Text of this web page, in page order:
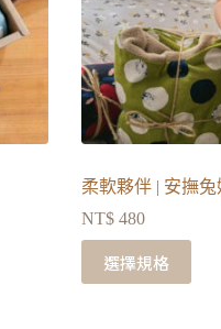
柔軟夥伴 | 安撫
NT$ 480
選擇規格